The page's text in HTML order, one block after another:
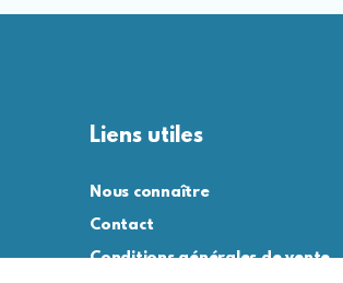
Liens utiles
Nous connaître
Contact
Conditions générales de vente